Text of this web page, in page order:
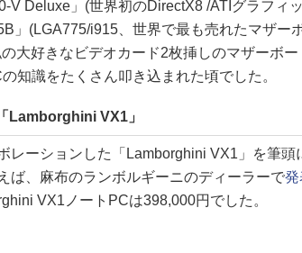
V Deluxe」(世界初のDirectX8 /ATIグラフィ
」(LGA775/i915、世界で最も売れたマザー
の大好きなビデオカード2枚挿しのマザーボ
知識をたくさん叩き込まれた頃でした。
Lamborghini VX1」
レーションした「Lamborghini VX1」を筆頭
ば、麻布のランボルギーニのディーラーで発
VX1ノートPCは398,000円でした。